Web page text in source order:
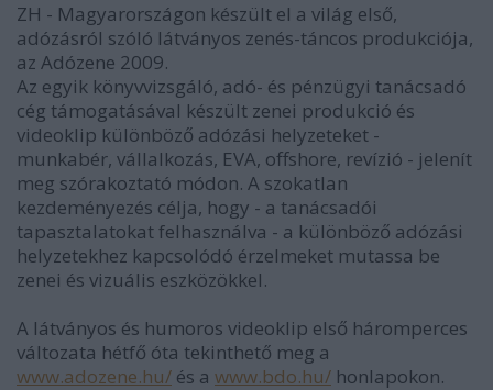
ZH - Magyarországon készült el a világ első,
adózásról szóló látványos zenés-táncos produkciója,
az Adózene 2009.
Az egyik könyvvizsgáló, adó- és pénzügyi tanácsadó
cég támogatásával készült zenei produkció és
videoklip különböző adózási helyzeteket -
munkabér, vállalkozás, EVA, offshore, revízió - jelenít
meg szórakoztató módon. A szokatlan
kezdeményezés célja, hogy - a tanácsadói
tapasztalatokat felhasználva - a különböző adózási
helyzetekhez kapcsolódó érzelmeket mutassa be
zenei és vizuális eszközökkel.
A látványos és humoros videoklip első háromperces
változata hétfő óta tekinthető meg a
www.adozene.hu/ és a www.bdo.hu/ honlapokon.